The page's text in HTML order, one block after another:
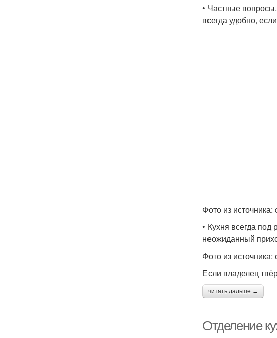
• Частные
всегда удобно,
Фото из источника:
• Кухня всегда под
неожиданный
Фото из
Если владелец
читать дальше →
Отделение